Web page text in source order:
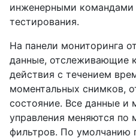
инженерными командами
тестирования.
На панели мониторинга
данные, отслеживающие
действия с течением
моментальных снимков,
состояние. Все данные и
управления меняются по
фильтров. По умолчанию